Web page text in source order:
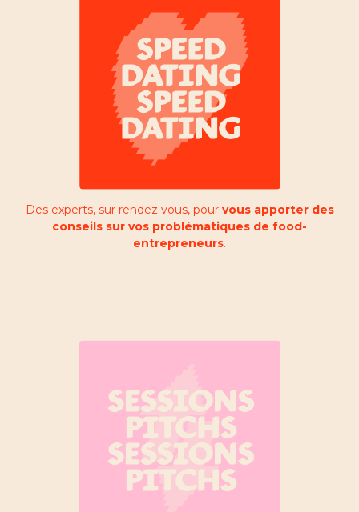
Des experts, sur rendez vous, pour vous apporter des
conseils sur vos problématiques de food-
entrepreneurs.